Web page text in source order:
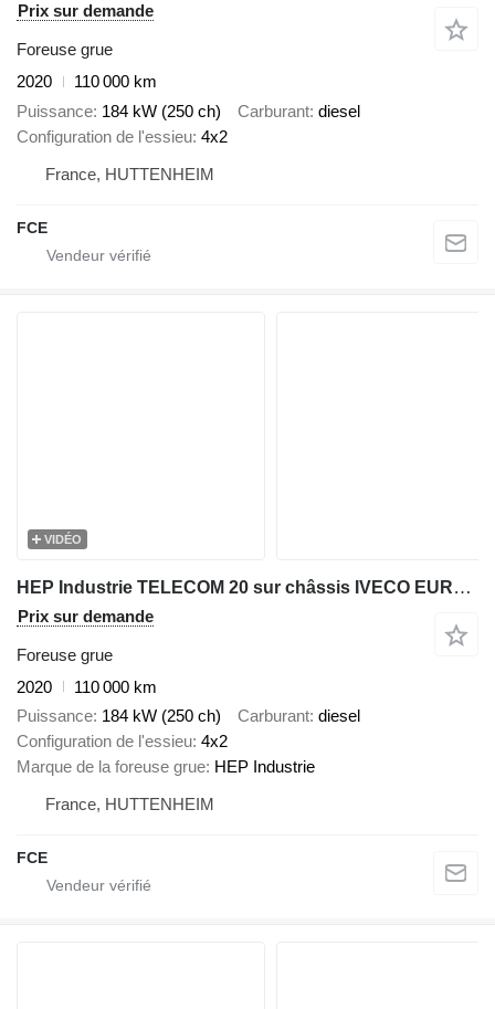
Prix sur demande
Foreuse grue
2020
110 000 km
Puissance 184 kW (250 ch) Carburant diesel
Configuration de l'essieu 4x2
France, HUTTENHEIM
FCE
VIDÉO
HEP Industrie TELECOM 20 sur châssis IVECO EUROCARGO 140-250/TELECOM20-HEP
Prix sur demande
Foreuse grue
2020
110 000 km
Puissance 184 kW (250 ch) Carburant diesel
Configuration de l'essieu 4x2
Marque de la foreuse grue HEP Industrie
France, HUTTENHEIM
FCE